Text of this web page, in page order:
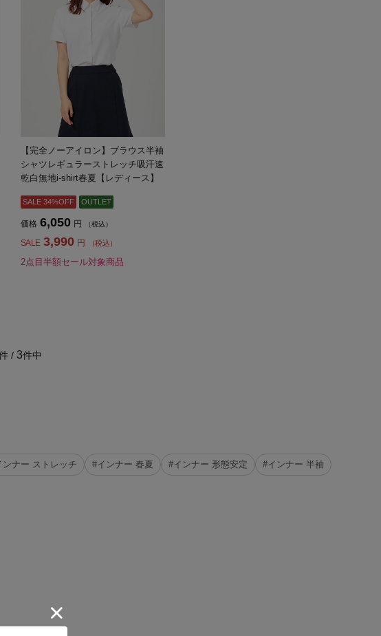
【完全ノーアイロン】ブラウス半袖
シャツレギュラーストレッチ吸汗速
乾白無地i-shirt春夏【レディース】
SALE 34%OFF OUTLET
価格 6,050 円 （税込）
SALE 3,990 円 （税込）
2点目半額セール対象商品
/ 3件中
ンナー ストレッチ #インナー 春夏 #インナー 形態安定 #インナー 半袖